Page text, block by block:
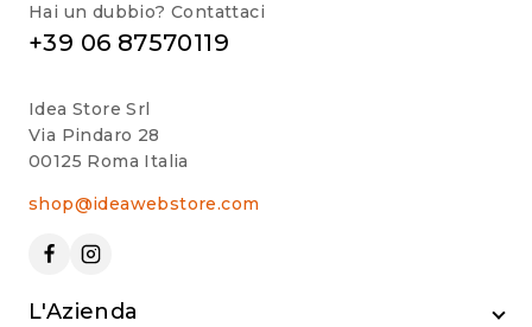
Hai un dubbio? Contattaci
+39 06 87570119
Idea Store Srl
Via Pindaro 28
00125 Roma Italia
shop@ideawebstore.com
L'Azienda